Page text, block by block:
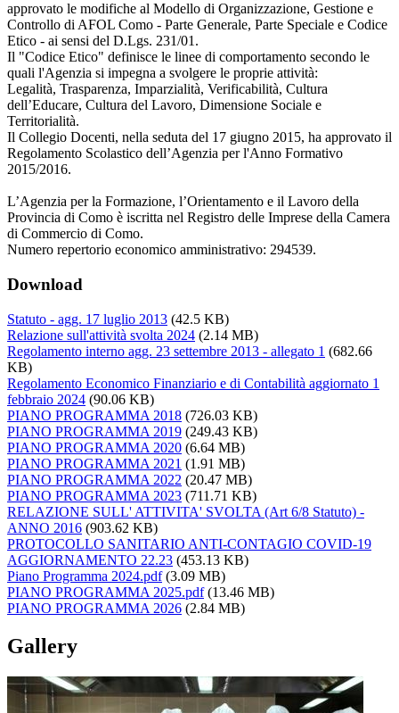
approvato le modifiche al Modello di Organizzazione, Gestione e
Controllo di AFOL Como - Parte Generale, Parte Speciale e Codice
Etico - ai sensi del D.Lgs. 231/01.
Il "Codice Etico" definisce le linee di comportamento secondo le
quali l'Agenzia si impegna a svolgere le proprie attività:
Legalità, Trasparenza, Imparzialità, Verificabilità, Cultura
dell’Educare, Cultura del Lavoro, Dimensione Sociale e
Territorialità.
Il Collegio Docenti, nella seduta del 17 giugno 2015, ha approvato il
Regolamento Scolastico dell’Agenzia per l'Anno Formativo
2015/2016.
L’Agenzia per la Formazione, l’Orientamento e il Lavoro della
Provincia di Como è iscritta nel Registro delle Imprese della Camera
di Commercio di Como.
Numero repertorio economico amministrativo: 294539.
Download
Statuto - agg. 17 luglio 2013 (42.5 KB)
Relazione sull'attività svolta 2024 (2.14 MB)
Regolamento interno agg. 23 settembre 2013 - allegato 1 (682.66
KB)
Regolamento Economico Finanziario e di Contabilità aggiornato 1
febbraio 2024 (90.06 KB)
PIANO PROGRAMMA 2018 (726.03 KB)
PIANO PROGRAMMA 2019 (249.43 KB)
PIANO PROGRAMMA 2020 (6.64 MB)
PIANO PROGRAMMA 2021 (1.91 MB)
PIANO PROGRAMMA 2022 (20.47 MB)
PIANO PROGRAMMA 2023 (711.71 KB)
RELAZIONE SULL' ATTIVITA' SVOLTA (Art 6/8 Statuto) -
ANNO 2016 (903.62 KB)
PROTOCOLLO SANITARIO ANTI-CONTAGIO COVID-19
AGGIORNAMENTO 22.23 (453.13 KB)
Piano Programma 2024.pdf(3.09 MB)
PIANO PROGRAMMA 2025.pdf(13.46 MB)
PIANO PROGRAMMA 2026 (2.84 MB)
Gallery